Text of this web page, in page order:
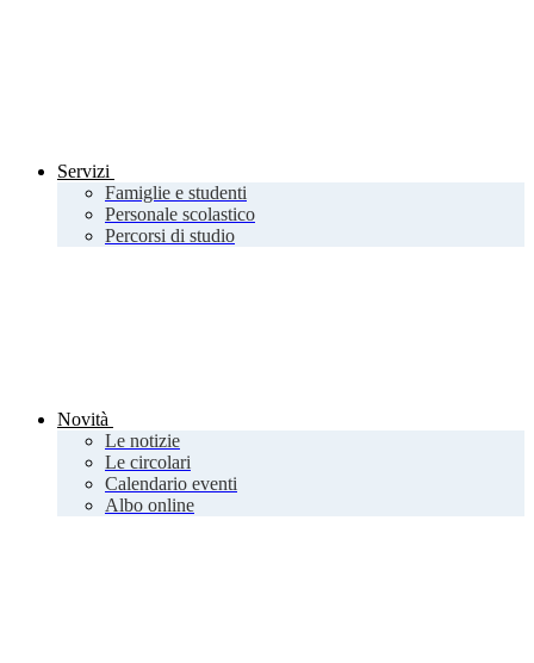
Servizi
Famiglie e studenti
Personale scolastico
Percorsi di studio
Novità
Le notizie
Le circolari
Calendario eventi
Albo online